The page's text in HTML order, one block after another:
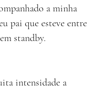
a minha
pai que esteve entre
standby.
intensidade a